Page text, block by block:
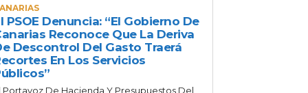
PSOE Denuncia: “El Gobierno De
Reconoce Que La Deriva
Descontrol Del Gasto Traerá
En Los Servicios
Portavoz De Hacienda Y Presupuestos Del